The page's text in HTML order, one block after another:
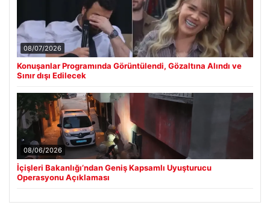
08/07/2026
Konuşanlar Programında Görüntülendi, Gözaltına Alındı ve
Sınır dışı Edilecek
08/06/2026
İçişleri Bakanlığı’ndan Geniş Kapsamlı Uyuşturucu
Operasyonu Açıklaması